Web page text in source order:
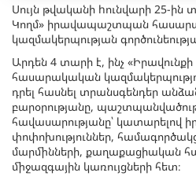
Սույն թվականի hունվարի 25-ին
Կողմ» իրավապաշտպան
կազմակերպության
Արդեն 4 տարի է, ինչ
հասարակական
դրել հասնել տրանսգենդեր
բարօրությանը,
հավասարությանը՝ կատարելով
փոփոխություններ,
մարմինների, քաղաքացիական
միջազգային կառույցների հետ։